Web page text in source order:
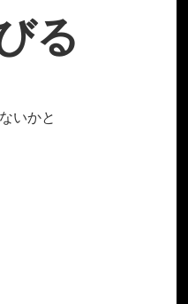
る
いかと